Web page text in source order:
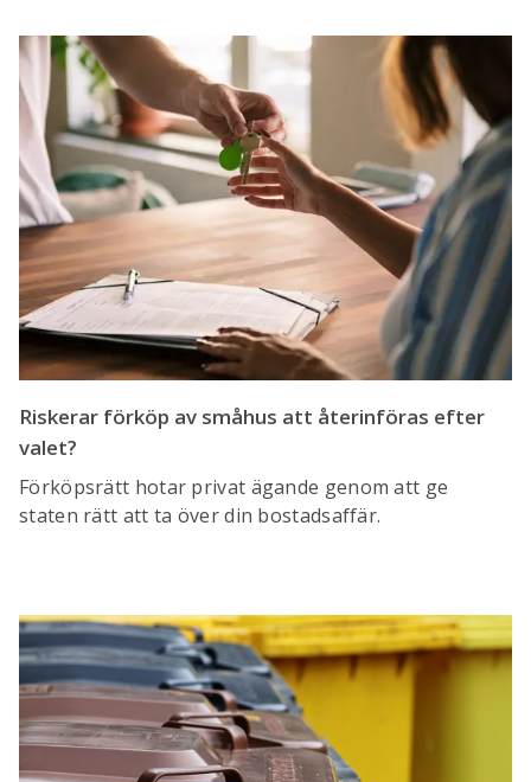
Riskerar förköp av småhus att återinföras efter
valet?
Förköpsrätt hotar privat ägande genom att ge
staten rätt att ta över din bostadsaffär.